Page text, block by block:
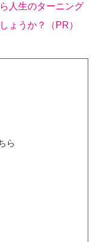
人生のターニング
ょうか？（PR）
ら